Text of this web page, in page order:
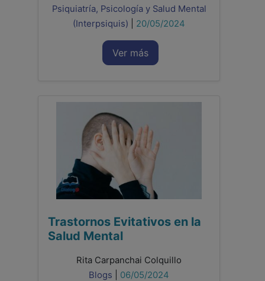
Psiquiatría, Psicología y Salud Mental
(Interpsiquis)
20/05/2024
Ver más
Trastornos Evitativos en la
Salud Mental
Rita Carpanchai Colquillo
Blogs
06/05/2024